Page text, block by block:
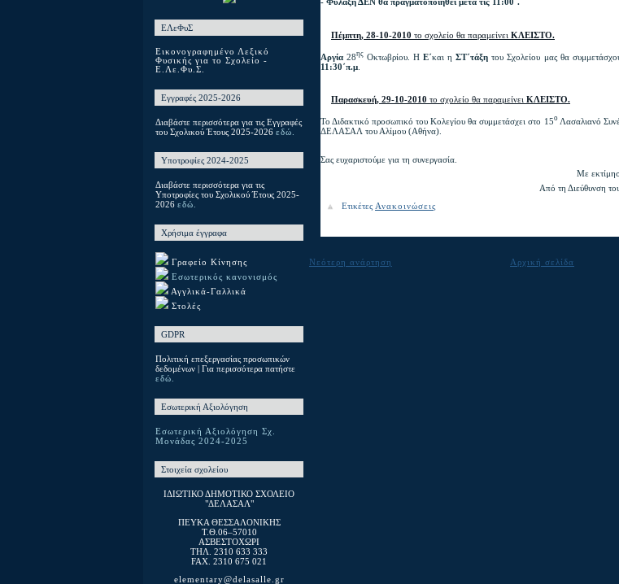
ΕΛεΦυΣ
Εικονογραφημένο Λεξικό
Φυσικής για το Σχολείο -
Ε.Λε.Φυ.Σ.
Εγγραφές 2025-2026
Διαβάστε περισσότερα για τις Εγγραφές
του Σχολικού Έτους 2025-2026 εδώ.
Υποτροφίες 2024-2025
Διαβάστε περισσότερα για τις
Υποτροφίες του Σχολικού Έτους 2025-
2026 εδώ.
Χρήσιμα έγγραφα
Γραφείο Κίνησης
Εσωτερικός κανονισμός
Αγγλικά-Γαλλικά
Στολές
GDPR
Πολιτική επεξεργασίας προσωπικών
δεδομένων | Για περισσότερα πατήστε
εδώ.
Εσωτερική Αξιολόγηση
Εσωτερική Αξιολόγηση Σχ.
Μονάδας 2024-2025
Στοιχεία σχολείου
ΙΔΙΩΤΙΚΟ ΔΗΜΟΤΙΚΟ ΣΧΟΛΕΙΟ
"ΔΕΛΑΣΑΛ"
ΠΕΥΚΑ ΘΕΣΣΑΛΟΝΙΚΗΣ
T.Θ.06–57010
ΑΣΒΕΣΤΟΧΩΡΙ
ΤΗΛ. 2310 633 333
FAX. 2310 675 021
elementary@delasalle.gr
- Φύλαξη ΔΕΝ θα πραγματοποιηθεί μετά τις 11:00΄.
Πέμπτη, 28-10-2010 το σχολείο θα παραμείνει ΚΛΕΙΣΤΟ.
Αργία 28ης Οκτωβρίου. ΗΕ΄και η ΣΤ΄τάξη του Σχολείου μας θα
11:30΄π.μ
Παρασκευή, 29-10-2010 το σχολείο θα παραμείνει ΚΛΕΙΣΤΟ.
Το Διδακτικό προσωπικό του Κολεγίου θα συμμετάσχει στο 15οΛασαλιανό
ΔΕΛΑΣΑΛ του Αλίμου (Αθήνα).
Σας ευχαριστούμε για τη συνεργασία.
Με
Από τη Διεύθυνση του
Ετικέτες Ανακοινώσεις
Νεότερη ανάρτηση Αρχική σελίδα